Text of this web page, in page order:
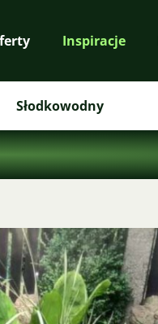
Inspiracje
Słodkowodny